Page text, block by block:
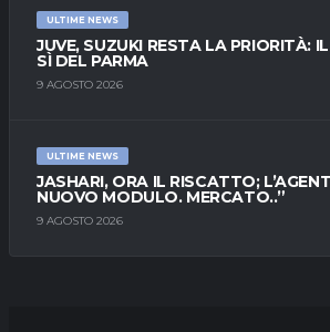
ULTIME NEWS
JUVE, SUZUKI RESTA LA PRIORITÀ: IL
SÌ DEL PARMA
9 AGOSTO 2026
ULTIME NEWS
JASHARI, ORA IL RISCATTO;
NUOVO MODULO. MERCATO..”
9 AGOSTO 2026